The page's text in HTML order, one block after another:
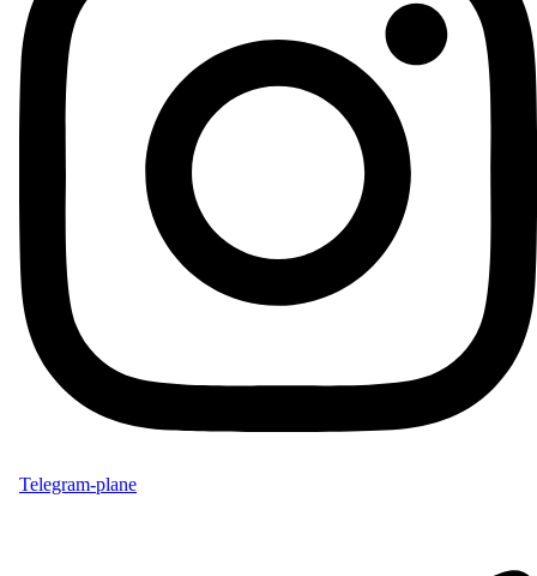
Telegram-plane